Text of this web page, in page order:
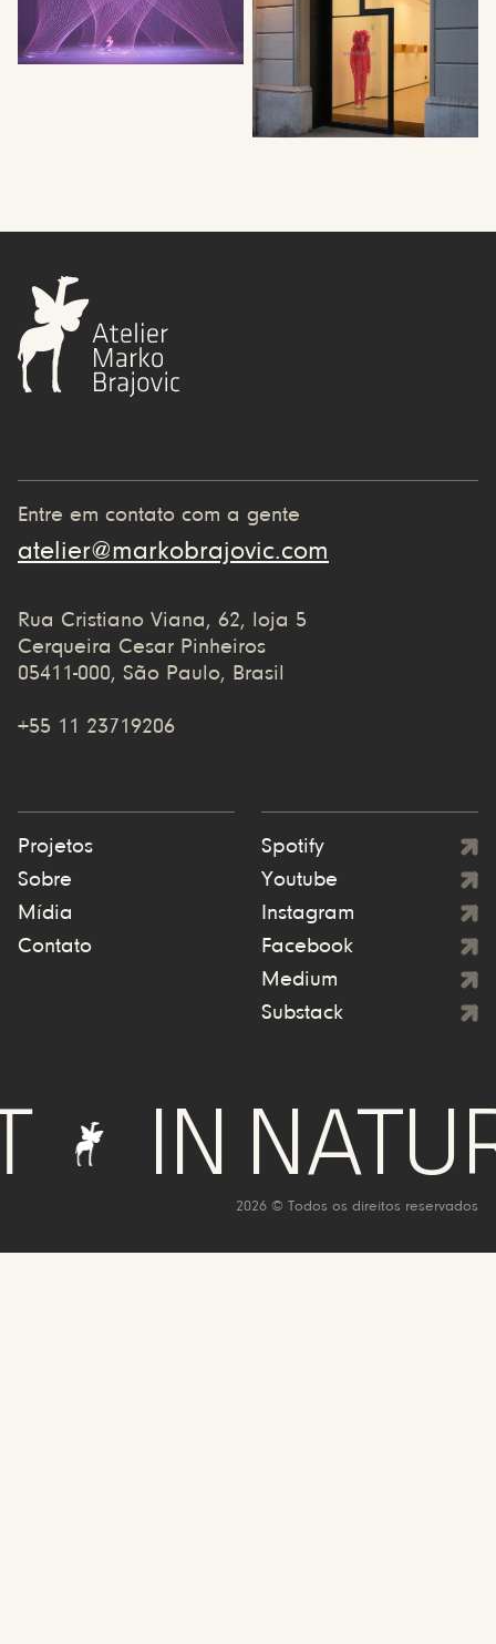
Entre em contato com a gente
atelier@markobrajovic.com
Rua Cristiano Viana, 62, loja 5
Cerqueira Cesar Pinheiros
05411-000, São Paulo, Brasil
+55 11 23719206
Projetos
Sobre
Mídia
Contato
Spotify
Youtube
Instagram
Facebook
Medium
Substack
NATURE
2026 © Todos os direitos reservados